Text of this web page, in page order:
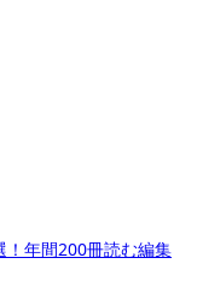
！年間200冊読む編集